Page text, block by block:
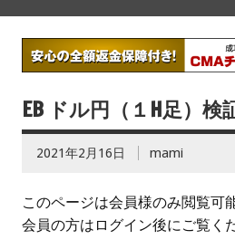
EB ドル円（１H足）検
2021年2月16日 mami
このページは会員様のみ閲覧可
会員の方はログイン後にご覧く